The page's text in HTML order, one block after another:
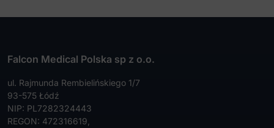
Falcon Medical Polska sp z o.o.
ul. Rajmunda Rembielińskiego 1/7
93-575 Łódź
NIP: PL7282324443
REGON: 472316619,